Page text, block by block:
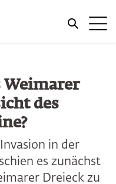
Weimarer
des
in der
es zunächst
Dreieck zu